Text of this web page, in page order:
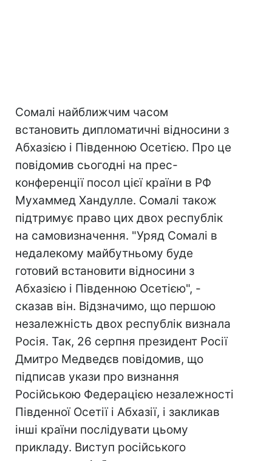
Сомалі найближчим часом
встановить дипломатичні відносини з
Абхазією і Південною Осетією. Про це
повідомив сьогодні на прес-
конференції посол цієї країни в РФ
Мухаммед Хандулле. Сомалі також
підтримує право цих двох республік
на самовизначення. "Уряд Сомалі в
недалекому майбутньому буде
готовий встановити відносини з
Абхазією і Південною Осетією", -
сказав він. Відзначимо, що першою
незалежність двох республік визнала
Росія. Так, 26 серпня президент Росії
Дмитро Медведєв повідомив, що
підписав укази про визнання
Російською Федерацією незалежності
Південної Осетії і Абхазії, і закликав
інші країни послідувати цьому
прикладу. Виступ російського